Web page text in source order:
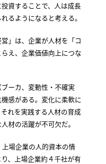
資することで、人は成長
るようになると考える。
」は、企業が人材を「コ
え、企業価値向上につな
ーカ、変動性・不確実
感がある。変化に柔軟に
れを実践する人材の育成
材の活躍が不可欠だ。
場企業の人的資本の情
、上場企業約４千社が有